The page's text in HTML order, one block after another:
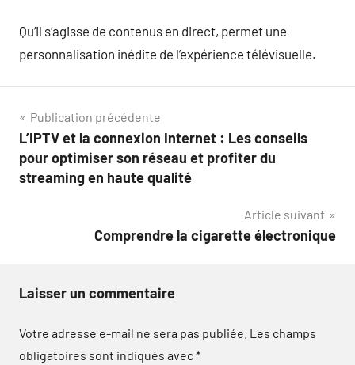
Qu’il s’agisse de contenus en direct, permet une
personnalisation inédite de l’expérience télévisuelle.
Navigation
de
l’article
Publication précédente
L’IPTV et la connexion Internet : Les conseils
pour optimiser son réseau et profiter du
streaming en haute qualité
Article suivant
Comprendre la cigarette électronique
Laisser un commentaire
Votre adresse e-mail ne sera pas publiée. Les champs
obligatoires sont indiqués avec*